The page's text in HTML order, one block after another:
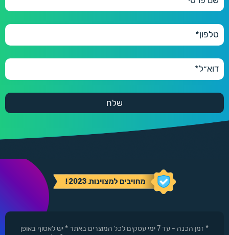
* זמן הכנה - עד 7 ימי עסקים לכל המוצרים באתר * יש לאסוף באופן